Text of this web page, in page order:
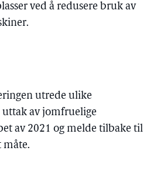
ved å redusere bruk av
utrede ulike
av jomfruelige
av 2021 og melde tilbake til
måte.